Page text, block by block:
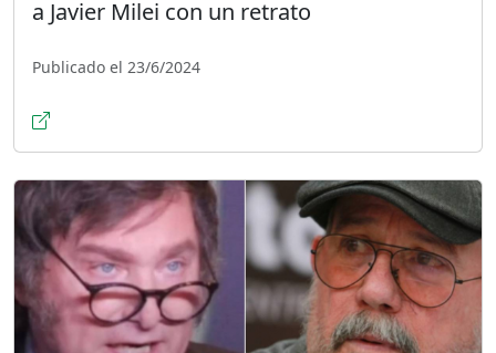
a Javier Milei con un retrato
Publicado el 23/6/2024